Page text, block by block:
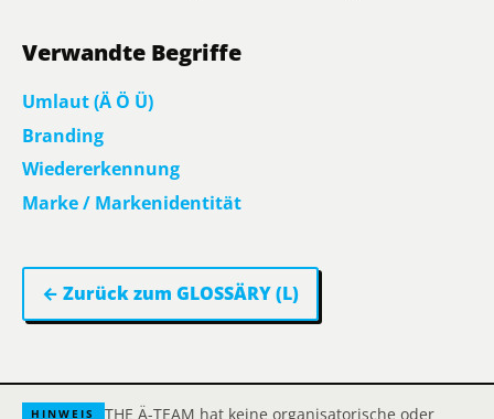
Verwandte Begriffe
Umlaut (Ä Ö Ü)
Branding
Wiedererkennung
Marke / Markenidentität
← Zurück zum GLOSSÄRY (L)
HINWEIS
THE Ä-TEAM hat keine organisatorische oder